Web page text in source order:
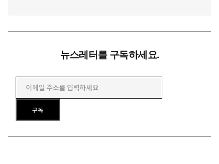
뉴스레터를 구독하세요.
이메일 주소를 입력하세요
구독